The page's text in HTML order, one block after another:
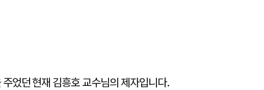
었던 현재 김흥호 교수님의 제자입니다.